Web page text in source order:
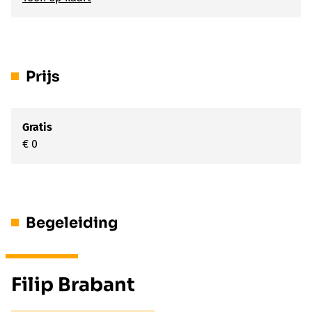
Prijs
Gratis
€ 0
Begeleiding
Filip Brabant